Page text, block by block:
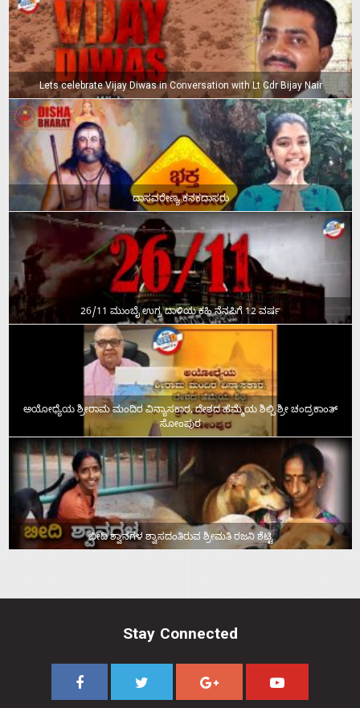
Lets celebrate Vijay Diwas in Conversation with Lt Cdr Bijay Nair
ದಾಸವರೇಣ್ಯ ಕನಕದಾಸರು
26/11 ಮುಂಬೈ ಉಗ್ರ ದಾಳಿಯ ಕಹಿ ನೆನಪಿಗೆ 12 ವರ್ಷ
ಅಯೋಧ್ಯೆಯ ಶ್ರೀರಾಮ ಮಂದಿರ ವಿನ್ಯಾಸಕಾರ, ದೇಶದ ಹೆಮ್ಮೆಯ ಶಿಲ್ಪಿ ಶ್ರೀ ಚಂದ್ರಕಾಂತ್‌
ಸೋಂಪುರ
ಬೀದಿ ಶ್ವಾನಗಳ ಶ್ವಾಸದಂತಿರುವ ಶ್ರೀಮತಿ ರಜನಿ ಶೆಟ್ಟಿ
Stay Connected